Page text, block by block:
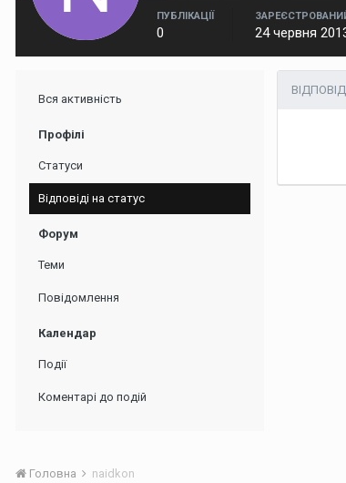
ПУБЛІКАЦІЇ
0 24 червня
Вся активність
Профілі
Статуси
Відповіді на статус
Форум
Теми
Повідомлення
Календар
Події
Коментарі до подій
Головна naidkon